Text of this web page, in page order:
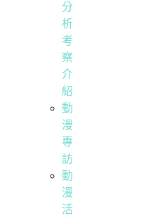
分
析
考
察
介
紹
動
漫
專
訪
動
漫
活